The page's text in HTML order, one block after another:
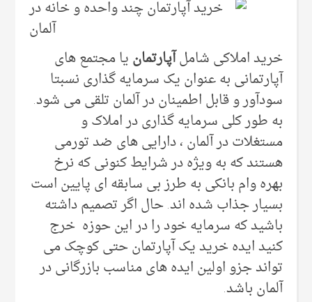
خرید املاکی شاملآپارتمانیا مجتمع های
آپارتمانی به عنوان یک سرمایه گذاری نسبتا
سودآور و قابل اطمینان در آلمان تلقی می شود.
به طور کلی سرمایه گذاری در املاک و
مستغلات در آلمان ، دارایی های ضد تورمی
هستند که به ویژه در شرایط کنونی که نرخ
بهره وام بانکی به طرز بی سابقه ای پایین است
بسیار جذاب شده اند. حال اگر تصمیم داشته
باشید که سرمایه خود را در این حوزه خرج
کنید ایده خرید یک آپارتمان حتی کوچک می
تواند جزو اولین ایده های مناسب بازرگانی در
آلمان باشد.